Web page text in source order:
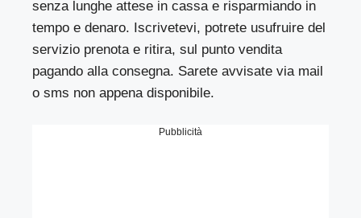
senza lunghe attese in cassa e risparmiando in
tempo e denaro. Iscrivetevi, potrete usufruire del
servizio prenota e ritira, sul punto vendita
pagando alla consegna. Sarete avvisate via mail
o sms non appena disponibile.
Pubblicità